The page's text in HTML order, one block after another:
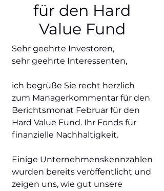
für den Hard
Value Fund
Sehr geehrte Investoren,
sehr geehrte Interessenten,
ich begrüße Sie recht herzlich
zum Managerkommentar für den
Berichtsmonat Februar für den
Hard Value Fund. Ihr Fonds für
finanzielle Nachhaltigkeit.
Einige Unternehmenskennzahlen
wurden bereits veröffentlicht und
zeigen uns, wie gut unsere